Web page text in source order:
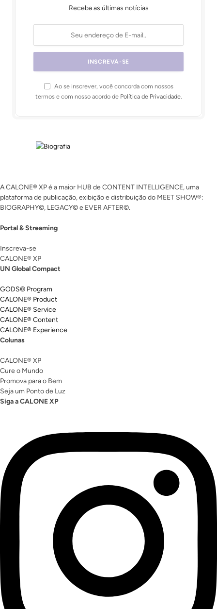
Receba as últimas notícias
Ao se inscrever, você concorda com nossos
termos e com nosso acordo de Política de Privacidade.
A CALONE® XP é a maior HUB de CONTENT INTELLIGENCE, uma
plataforma de publicação, exibição e distribuição do MEET SHOW®:
BIOGRAPHY©, LEGACY© e EVER AFTER©.
Portal & Streaming
Inscreva-se
CALONE® XP
UN Global Compact
GODS© Program
CALONE® Product
CALONE® Service
CALONE® Content
CALONE® Experience
Colunas
CALONE® XP
Cure o Mundo
Promova para o Bem
Seja um Ponto de Luz
Siga a CALONE XP